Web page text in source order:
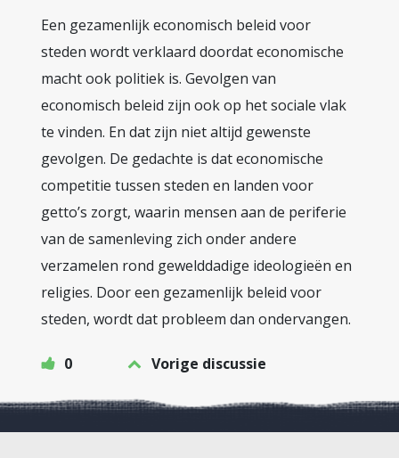
Een gezamenlijk economisch beleid voor
steden wordt verklaard doordat economische
macht ook politiek is. Gevolgen van
economisch beleid zijn ook op het sociale vlak
te vinden. En dat zijn niet altijd gewenste
gevolgen. De gedachte is dat economische
competitie tussen steden en landen voor
getto’s zorgt, waarin mensen aan de periferie
van de samenleving zich onder andere
verzamelen rond gewelddadige ideologieën en
religies. Door een gezamenlijk beleid voor
steden, wordt dat probleem dan ondervangen.
0 Vorige discussie